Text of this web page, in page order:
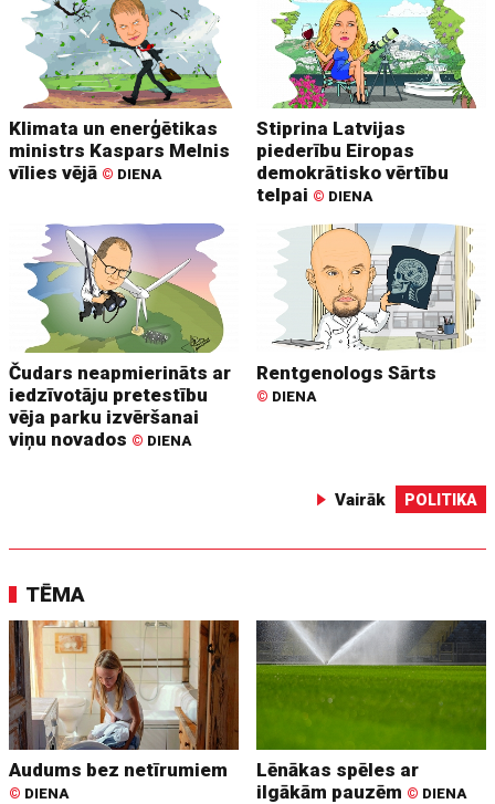
Klimata un enerģētikas
ministrs Kaspars Melnis
vīlies vējā © DIENA
Stiprina Latvijas
piederību Eiropas
demokrātisko vērtību
telpai © DIENA
Čudars neapmierināts ar
iedzīvotāju pretestību
vēja parku izvēršanai
viņu novados © DIENA
Rentgenologs Sārts
© DIENA
Vairāk POLITIKA
TĒMA
Audums bez netīrumiem
© DIENA
Lēnākas spēles ar
ilgākām pauzēm © DIENA